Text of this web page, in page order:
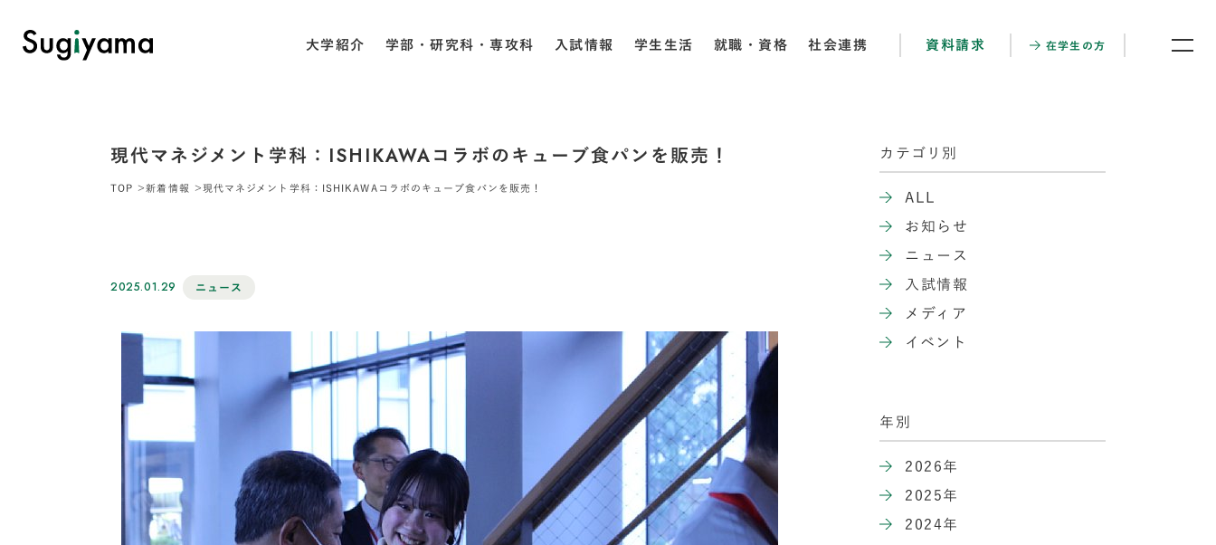
大学紹介 学部・研究科・専攻科 入試情報 学生生活 就職・資格 社会連携 資料請求 在学生の方
現代マネジメント学科：ISHIKAWAコラボのキューブ食パンを販売！
TOP 新着情報 現代マネジメント学科：ISHIKAWAコラボのキューブ食パンを販売！
2025.01.29 ニュース
カテゴリ別
ALL
お知らせ
ニュース
入試情報
メディア
イベント
年別
2026年
2025年
2024年